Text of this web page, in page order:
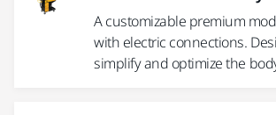
A customizable premium
with electric connections.
simplify and optimize the